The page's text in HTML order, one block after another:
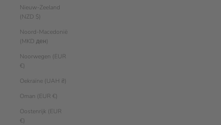
Nieuw-Zeeland
(NZD $)
Noord-Macedonië
(MKD ден)
Noorwegen (EUR
€)
Oekraïne (UAH ₴)
Oman (EUR €)
Oostenrijk (EUR
€)